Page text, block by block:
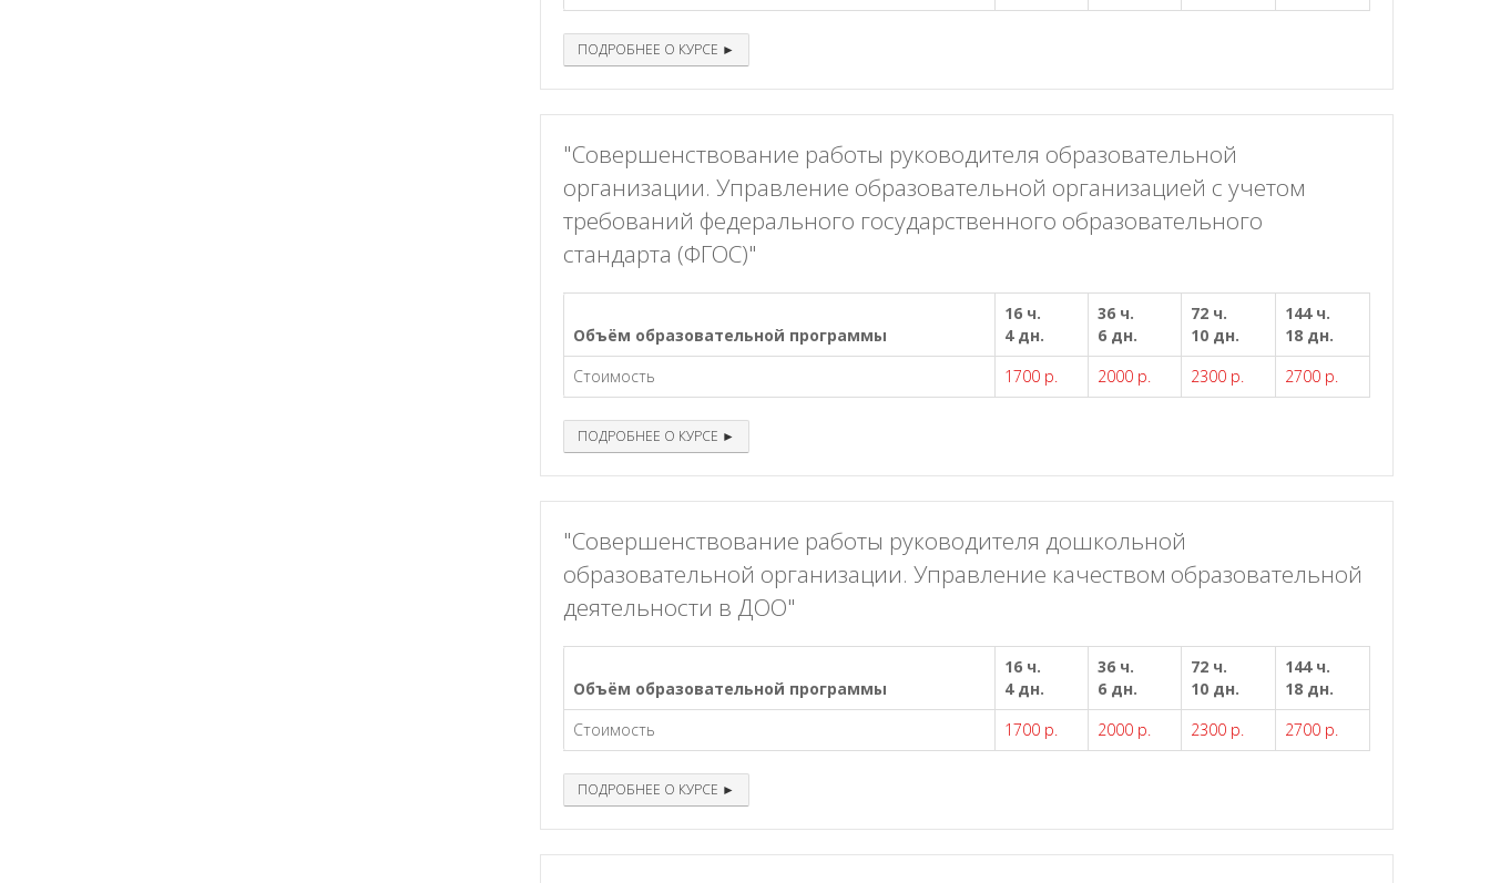
ПОДРОБНЕЕ О КУРСЕ ►
"Совершенствование работы руководителя образовательной
организации. Управление образовательной организацией с учетом
требований федерального государственного образовательного
стандарта (ФГОС)"
Объём образовательной программы
16 ч.
4 дн.
36 ч.
6 дн.
72 ч.
10 дн.
144 ч.
18 дн.
Стоимость
1700 р. 2000 р. 2300 р. 2700 р.
ПОДРОБНЕЕ О КУРСЕ ►
"Совершенствование работы руководителя дошкольной
образовательной организации. Управление качеством образовательной
деятельности в ДОО"
Объём образовательной программы
16 ч.
4 дн.
36 ч.
6 дн.
72 ч.
10 дн.
144 ч.
18 дн.
Стоимость
1700 р. 2000 р. 2300 р. 2700 р.
ПОДРОБНЕЕ О КУРСЕ ►